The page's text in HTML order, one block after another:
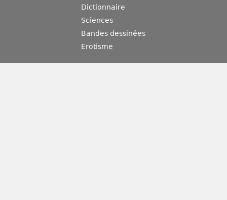
Dictionnaire
Sciences
Bandes dessinées
Erotisme